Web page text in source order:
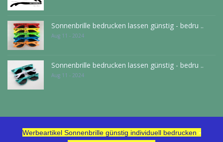
Sonnenbrille bedrucken lassen günstig - bedru ..
Aug 11 - 2024
Sonnenbrille bedrucken lassen günstig - bedru ..
Aug 11 - 2024
Werbeartikel Sonnenbrille günstig individuell bedrucken -